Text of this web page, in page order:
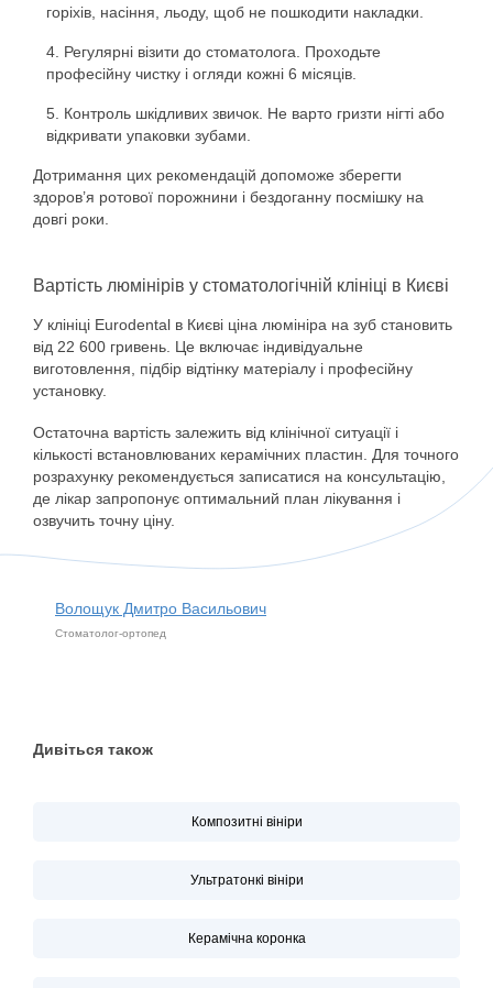
горіхів, насіння, льоду, щоб не пошкодити накладки.
Регулярні візити до стоматолога. Проходьте
професійну чистку і огляди кожні 6 місяців.
Контроль шкідливих звичок. Не варто гризти нігті або
відкривати упаковки зубами.
Дотримання цих рекомендацій допоможе зберегти
здоров’я ротової порожнини і бездоганну посмішку на
довгі роки.
Вартість люмінірів у стоматологічній клініці в Києві
У клініці Eurodental в Києві ціна люмініра на зуб становить
від 22 600 гривень. Це включає індивідуальне
виготовлення, підбір відтінку матеріалу і професійну
установку.
Остаточна вартість залежить від клінічної ситуації і
кількості встановлюваних керамічних пластин. Для точного
розрахунку рекомендується записатися на консультацію,
де лікар запропонує оптимальний план лікування і
озвучить точну ціну.
Волощук Дмитро Васильович
Стоматолог-ортопед
Дивіться також
Композитні вініри
Ультратонкі вініри
Керамічна коронка